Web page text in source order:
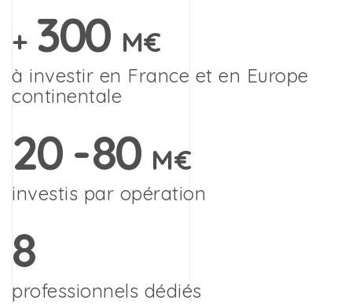
+ 300 M€
à investir en France et en Europe
continentale
20 -80 M€
investis par opération
8
professionnels dédiés